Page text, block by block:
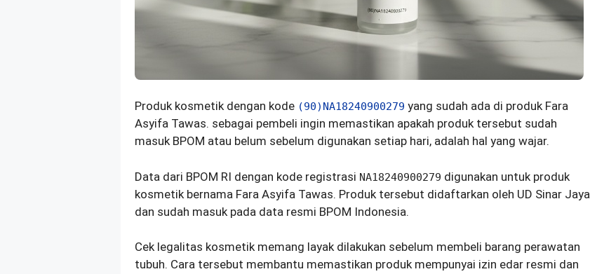
Produk kosmetik dengan kode (90)NA18240900279 yang sudah ada di produk Fara
Asyifa Tawas. sebagai pembeli ingin memastikan apakah produk tersebut sudah
masuk BPOM atau belum sebelum digunakan setiap hari, adalah hal yang wajar.
Data dari BPOM RI dengan kode registrasi NA18240900279 digunakan untuk produk
kosmetik bernama Fara Asyifa Tawas. Produk tersebut didaftarkan oleh UD Sinar Jaya
dan sudah masuk pada data resmi BPOM Indonesia.
Cek legalitas kosmetik memang layak dilakukan sebelum membeli barang perawatan
tubuh. Cara tersebut membantu memastikan produk mempunyai izin edar resmi dan